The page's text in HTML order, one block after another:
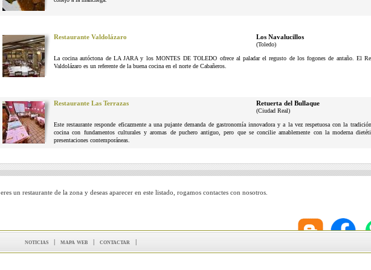
Restaurante Valdolázaro Los Navalucillos
(Toledo)
La cocina autóctona de LA JARA y los MONTES DE TOLEDO ofrece al paladar el regusto de los fogones de antaño. El
Valdolázaro es un referente de la buena cocina en el norte de Cabañeros.
Restaurante Las Terrazas Retuerta del Bullaque
(Ciudad Real)
Este restaurante responde eficazmente a una pujante demanda de gastronomía innovadora y a la vez respetuosa con la
cocina con fundamentos culturales y aromas de puchero antiguo, pero que se concilie amablemente con la moderna
presentaciones contemporáneas.
un restaurante de la zona y deseas aparecer en este listado, rogamos contactes con nosotros.
noticias | mapa web | contactar |